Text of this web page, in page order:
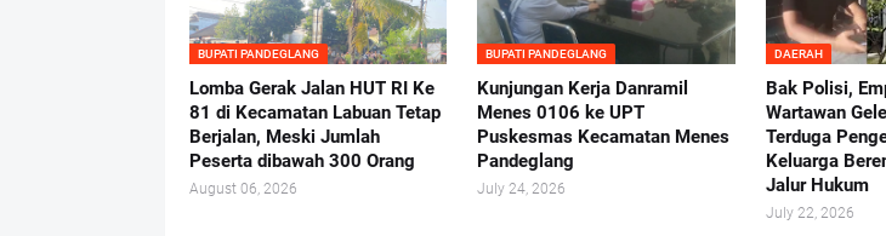
BUPATI PANDEGLANG
Lomba Gerak Jalan HUT RI Ke
81 di Kecamatan Labuan Tetap
Berjalan, Meski Jumlah
Peserta dibawah 300 Orang
August 06, 2026
BUPATI PANDEGLANG
Kunjungan Kerja Danramil
Menes 0106 ke UPT
Puskesmas Kecamatan Menes
Pandeglang
July 24, 2026
DAERAH
Bak Polisi,
Wartawan
Terduga
Keluarga
Jalur Hukum
July 22, 2026